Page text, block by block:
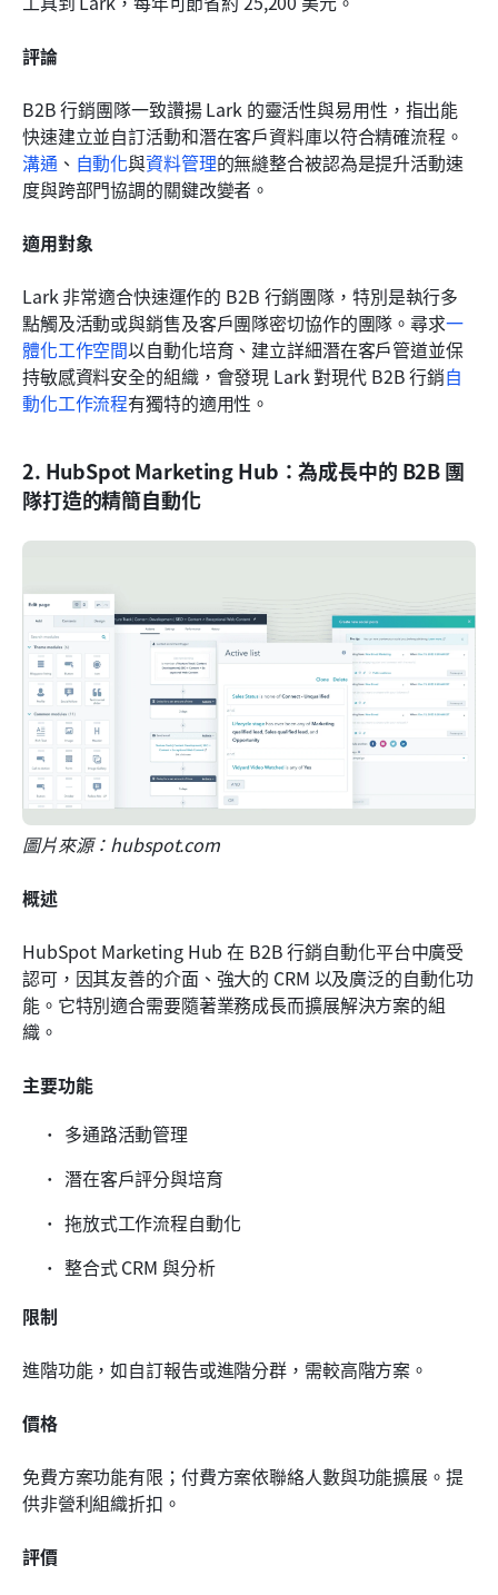
評論
B2B 行銷團隊一致讚揚 Lark 的靈活性與易用性，指出能
快速建立並自訂活動和潛在客戶資料庫以符合精確流程。
溝通 、 自動化與資料管理的無縫整合被認為是提升活動速
度與跨部門協調的關鍵改變者。
適用對象
Lark 非常適合快速運作的 B2B 行銷團隊，特別是執行多
點觸及活動或與銷售及客戶團隊密切協作的團隊。尋求一
體化工作空間以自動化培育、建立詳細潛在客戶管道並保
持敏感資料安全的組織，會發現 Lark 對現代 B2B 行銷自
動化工作流程有獨特的適用性。
2. HubSpot Marketing Hub：為成長中的 B2B 團
隊打造的精簡自動化
圖片來源：hubspot.com
概述
HubSpot Marketing Hub 在 B2B 行銷自動化平台中廣受
認可，因其友善的介面、強大的 CRM 以及廣泛的自動化功
能。它特別適合需要隨著業務成長而擴展解決方案的組
織。
主要功能
多通路活動管理
潛在客戶評分與培育
拖放式工作流程自動化
整合式 CRM 與分析
限制
進階功能，如自訂報告或進階分群，需較高階方案。
價格
免費方案功能有限；付費方案依聯絡人數與功能擴展。提
供非營利組織折扣。
評價